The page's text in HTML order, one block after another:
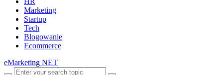
Marketing
Startup
Tech
Blogowanie
Ecommerce
eMarketing NET